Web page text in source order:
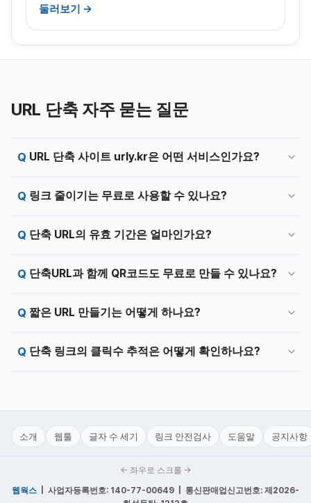
둘러보기 →
URL 단축 자주 묻는 질문
URL 단축 사이트 urly.kr은 어떤 서비스인가요?
링크 줄이기는 무료로 사용할 수 있나요?
단축 URL의 유효 기간은 얼마인가요?
단축URL과 함께 QR코드도 무료로 만들 수 있나요?
짧은 URL 만들기는 어떻게 하나요?
단축 링크의 클릭수 추적은 어떻게 확인하나요?
소개 웹툴 글자 수 세기 링크 안전검사 도움말 공지사항
← 좌우로 스크롤 →
웹웍스 | 사업자등록번호: 140-77-00649 | 통신판매업신고번호: 제2026-